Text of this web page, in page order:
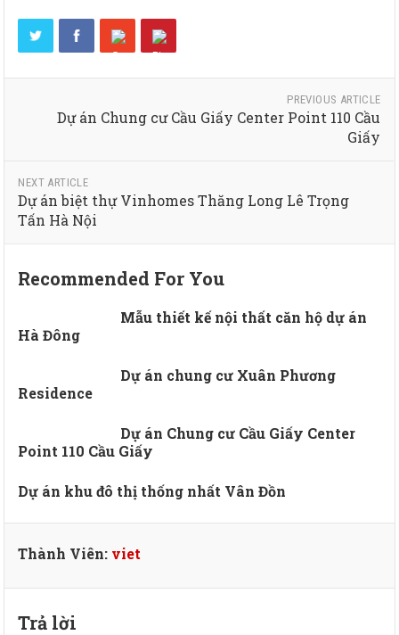
PREVIOUS ARTICLE
Dự án Chung cư Cầu Giấy Center Point 110 Cầu
Giấy
NEXT ARTICLE
Dự án biệt thự Vinhomes Thăng Long Lê Trọng
Tấn Hà Nội
Recommended For You
Mẫu thiết kế nội thất căn hộ dự án
Hà Đông
Dự án chung cư Xuân Phương
Residence
Dự án Chung cư Cầu Giấy Center
Point 110 Cầu Giấy
Dự án khu đô thị thống nhất Vân Đồn
Thành Viên: viet
Trả lời